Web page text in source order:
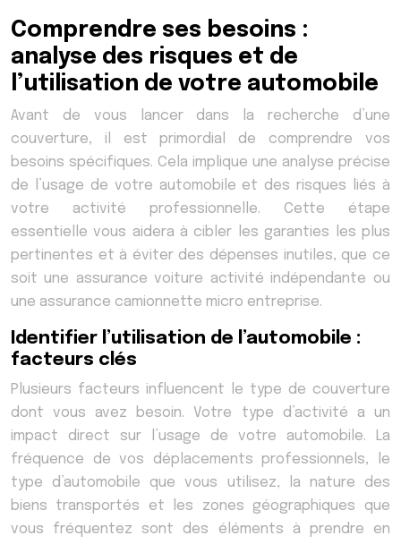
Comprendre ses besoins :
analyse des risques et de
l’utilisation de votre automobile
Avant de vous lancer dans la recherche d’une
couverture, il est primordial de comprendre vos
besoins spécifiques. Cela implique une analyse précise
de l’usage de votre automobile et des risques liés à
votre activité professionnelle. Cette étape
essentielle vous aidera à cibler les garanties les plus
pertinentes et à éviter des dépenses inutiles, que ce
soit une assurance voiture activité indépendante ou
une assurance camionnette micro entreprise.
Identifier l’utilisation de l’automobile :
facteurs clés
Plusieurs facteurs influencent le type de couverture
dont vous avez besoin. Votre type d’activité a un
impact direct sur l’usage de votre automobile. La
fréquence de vos déplacements professionnels, le
type d’automobile que vous utilisez, la nature des
biens transportés et les zones géographiques que
vous fréquentez sont des éléments à prendre en